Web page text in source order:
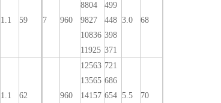
1.1 59
1.1 62
7 960
8804
9827
10836
11925
499
448
398
371
3.0 68
960
12563
13565
14157
721
686
654 5.5 70